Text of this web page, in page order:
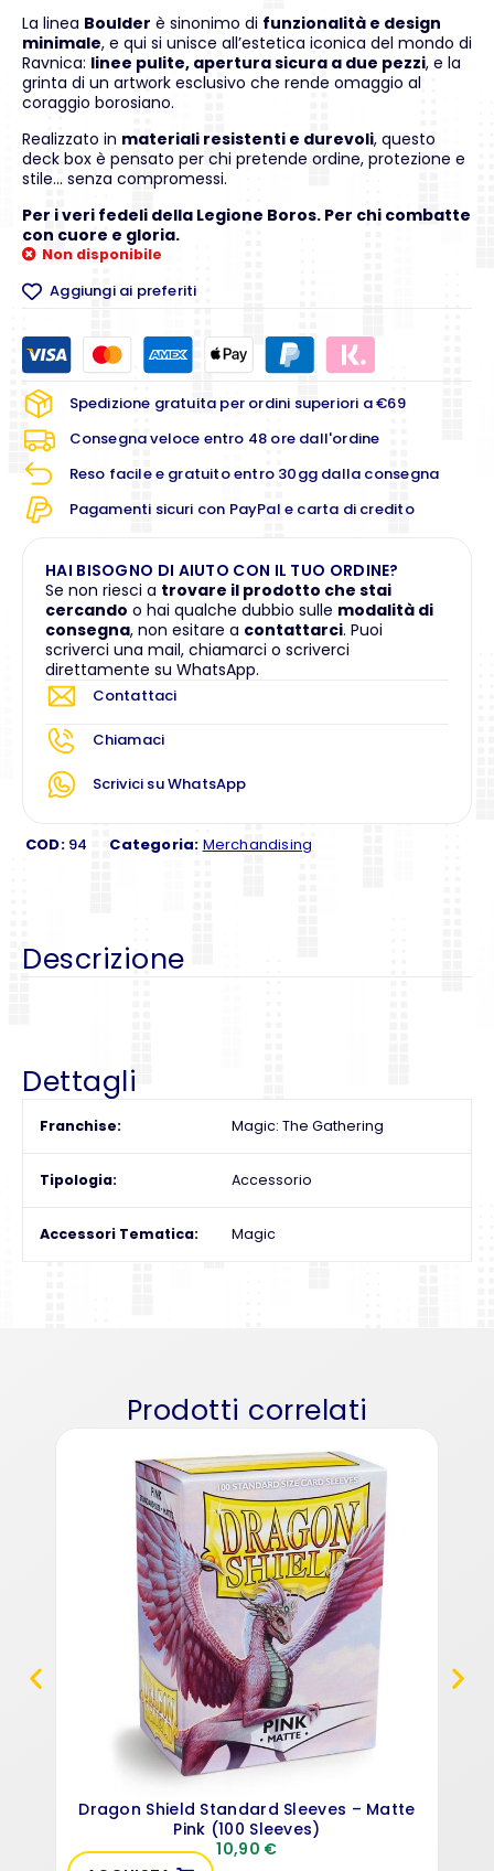
La linea Boulder è sinonimo di funzionalità e design
minimale, e qui si unisce all’estetica iconica del mondo di
Ravnica: linee pulite, apertura sicura a due pezzi, e la
grinta di un artwork esclusivo che rende omaggio al
coraggio borosiano.
Realizzato in materiali resistenti e durevoli, questo
deck box è pensato per chi pretende ordine, protezione e
stile… senza compromessi.
Per i veri fedeli della Legione Boros. Per chi combatte
con cuore e gloria.
Non disponibile
Aggiungi ai preferiti
Spedizione gratuita per ordini superiori a €69
Consegna veloce entro 48 ore dall'ordine
Reso facile e gratuito entro 30gg dalla consegna
Pagamenti sicuri con PayPal e carta di credito
HAI BISOGNO DI AIUTO CON IL TUO ORDINE?
Se non riesci a trovare il prodotto che stai
cercando o hai qualche dubbio sulle modalità di
consegna, non esitare a contattarci. Puoi
scriverci una mail, chiamarci o scriverci
direttamente su WhatsApp.
Contattaci
Chiamaci
Scrivici su WhatsApp
COD: 94 Categoria: Merchandising
Descrizione
Dettagli
Franchise Magic: The Gathering
Tipologia Accessorio
Accessori Tematica Magic
Prodotti correlati
Dragon Shield Standard Sleeves – Matte
Pink (100 Sleeves)
10,90 €